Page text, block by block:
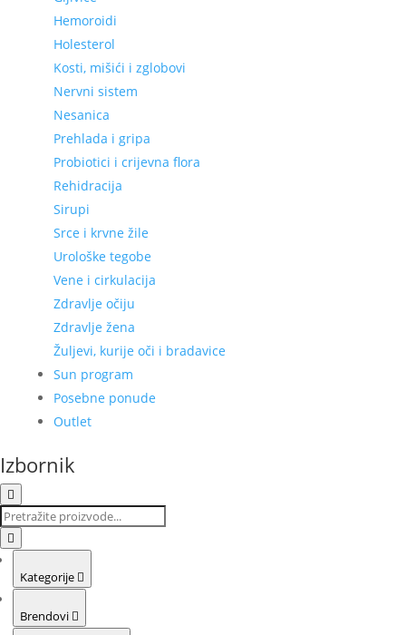
Hemoroidi
Holesterol
Kosti, mišići i zglobovi
Nervni sistem
Nesanica
Prehlada i gripa
Probiotici i crijevna flora
Rehidracija
Sirupi
Srce i krvne žile
Urološke tegobe
Vene i cirkulacija
Zdravlje očiju
Zdravlje žena
Žuljevi, kurije oči i bradavice
Sun program
Posebne ponude
Outlet
Izbornik
Kategorije
Brendovi